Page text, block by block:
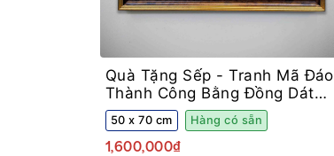
Quà Tặng Sếp -Tranh Mã Đáo
Thành Công Bằng Đồng Dát
Vàng Khung Decor
50 x 70 cm Hàng có sẵn
1,600,000₫